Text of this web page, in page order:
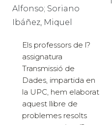
Alfonso; Soriano
Ibáñez, Miquel
Els professors de l?
assignatura
Transmissió de
Dades, impartida en
la UPC, hem elaborat
aquest llibre de
problemes resolts